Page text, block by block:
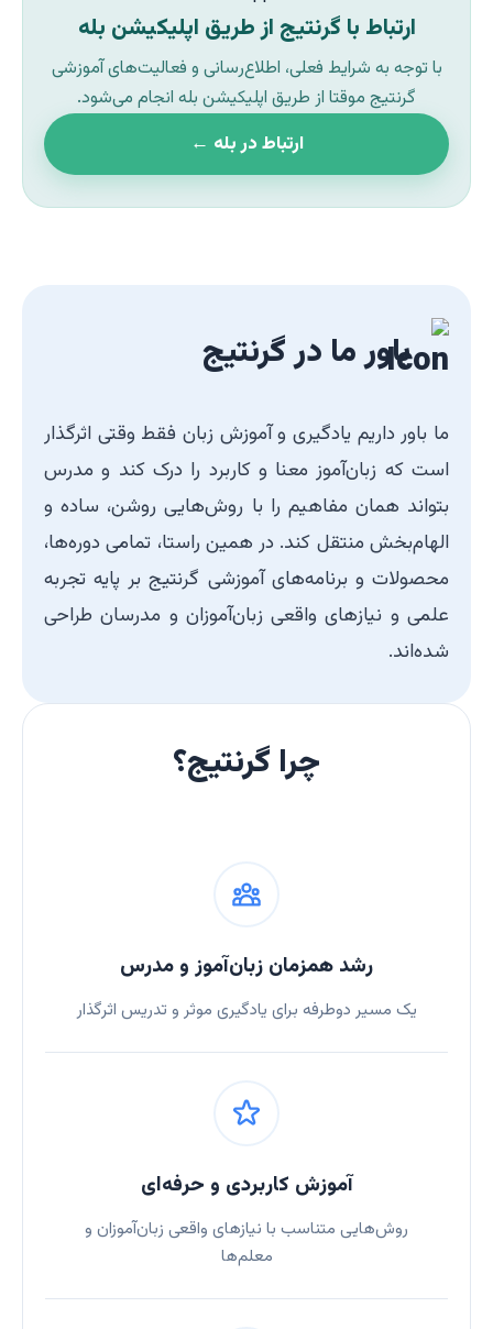
ارتباط با گرنتیج از طریق اپلیکیشن بله
با توجه به شرایط فعلی، اطلاع‌رسانی و فعالیت‌های آموزشی
گرنتیج موقتا از طریق اپلیکیشن بله انجام می‌شود.
ارتباط در بله ←
باور ما در گرنتیج
ما باور داریم یادگیری و آموزش زبان فقط وقتی اثرگذار
است که زبان‌آموز معنا و کاربرد را درک کند و مدرس
بتواند همان مفاهیم را با روش‌هایی روشن، ساده و
الهام‌بخش منتقل کند. در همین راستا، تمامی دوره‌ها،
محصولات و برنامه‌های آموزشی گرنتیج بر پایه تجربه
علمی و نیازهای واقعی زبان‌آموزان و مدرسان طراحی
شده‌اند.
چرا گرنتیج؟
رشد همزمان زبان‌آموز و مدرس
یک مسیر دوطرفه برای یادگیری موثر و تدریس اثرگذار
آموزش کاربردی و حرفه‌ای
روش‌هایی متناسب با نیازهای واقعی زبان‌آموزان و
معلم‌ها